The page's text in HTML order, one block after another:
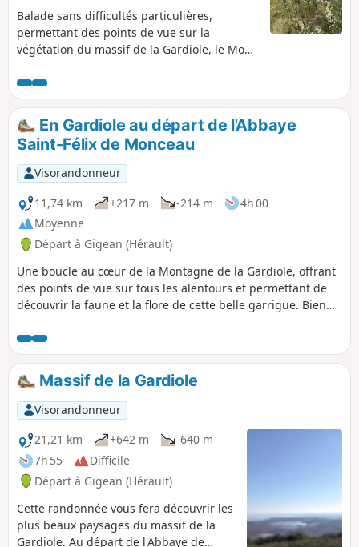
Balade sans difficultés particulières,
permettant des points de vue sur la
végétation du massif de la Gardiole, le Mont
modulable selon l'envie de par la présence
de nombreux chemins DFCI et sentiers.
Cette randonnée est susceptible d'être
interdite en fonction du niveau de risque
des incendies. Pensez à consulter la carte.
En Gardiole au départ de l'Abbaye
Saint-Félix de Monceau
Visorandonneur
11,74 km
+217 m -214 m
4h 00
Moyenne
Départ à Gigean (Hérault)
Une boucle au cœur de la Montagne de la Gardiole, offrant
des points de vue sur tous les alentours et permettant de
découvrir la faune et la flore de cette belle garrigue. Bien
de pistes DFCI, mais aussi quelques beaux sentiers plus
sauvages.
Massif de la Gardiole
Visorandonneur
21,21 km
+642 m
-640 m
7h 55
Difficile
Départ à Gigean (Hérault)
Cette randonnée vous fera découvrir les
plus beaux paysages du massif de la
Gardiole. Au départ de l'Abbaye de